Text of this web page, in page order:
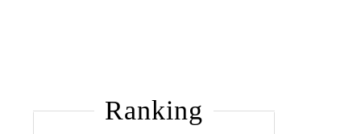
Ranking